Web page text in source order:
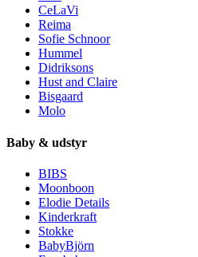
CeLaVi
Reima
Sofie Schnoor
Hummel
Didriksons
Hust and Claire
Bisgaard
Molo
Baby & udstyr
BIBS
Moonboon
Elodie Details
Kinderkraft
Stokke
BabyBjörn